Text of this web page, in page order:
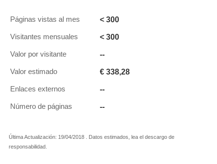
Páginas vistas al mes < 300
Visitantes mensuales < 300
Valor por visitante --
Valor estimado € 338,28
Enlaces externos --
Número de páginas --
Última Actualización: 19/04/2018 . Datos estimados, lea el descargo de
responsabilidad.